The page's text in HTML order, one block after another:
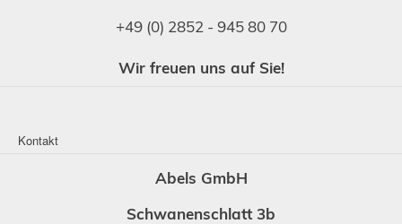
+49 (0) 2852 - 945 80 70
Wir freuen uns auf Sie!
Kontakt
Abels GmbH
Schwanenschlatt 3b